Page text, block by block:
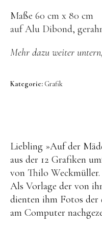
Maße 60 cm x 80 cm
auf Alu Dibond,
Mehr dazu weiter
Kategorie: Grafik
Liebling »Auf der
aus der 12 Grafiken
von Thilo Weckmüller.
Als Vorlage der von
dienten ihm Fotos der
am Computer